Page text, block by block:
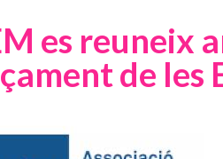
es
de les